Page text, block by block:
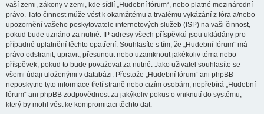
vaší zemi, zákony v zemi, kde sídlí „Hudební fórum“, nebo platné mezinárodní
právo. Tato činnost může vést k okamžitému a trvalému vykázání z fóra a/nebo
upozornění vašeho poskytovatele internetových služeb (ISP) na vaši činnost,
pokud bude uznáno za nutné. IP adresy všech příspěvků jsou ukládány pro
případné uplatnění těchto opatření. Souhlasíte s tím, že „Hudební fórum“ má
právo odstranit, upravit, přesunout nebo uzamknout jakékoliv téma nebo
příspěvek, pokud to bude považovat za nutné. Jako uživatel souhlasíte se
všemi údaji uloženými v databázi. Přestože „Hudební fórum“ ani phpBB
neposkytne tyto informace třetí straně nebo cizím osobám, nepřebírá „Hudební
fórum“ ani phpBB zodpovědnost za jakýkoliv pokus o vniknutí do systému,
který by mohl vést ke kompromitaci těchto dat.